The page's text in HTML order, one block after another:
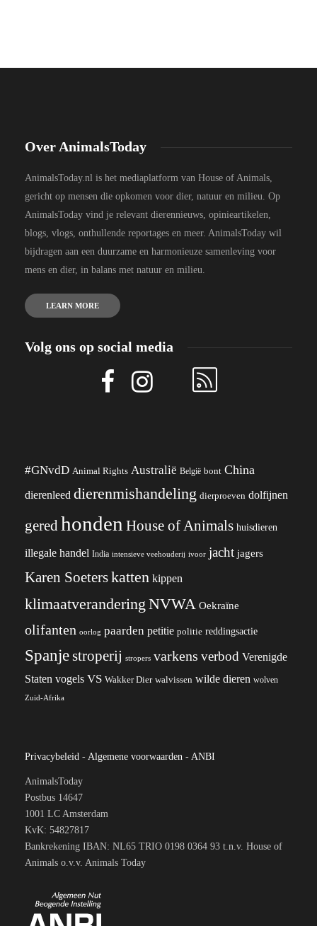
Over AnimalsToday
AnimalsToday.nl is het mediaplatform van House of Animals,
gericht op mensen die opkomen voor dier, natuur en milieu. Op
AnimalsToday vind je relevant dierennieuws, opinieartikelen,
blogs, vlogs, onthullende reportages en meer. AnimalsToday wil
bijdragen aan een duurzame en harmonieuze samenleving voor
mens en dier, in balans met natuur en milieu.
LEARN MORE
Volg ons op social media
#GNvdD Animal Rights Australië België bont China
dierenleed dierenmishandeling dierproeven dolfijnen
geredhonden House of Animals huisdieren
illegale handel India intensieve veehouderij ivoor jacht jagers
Karen Soeterskatten kippen
klimaatverandering NVWA Oekraïne
olifanten oorlog paarden petitie politie reddingsactie
Spanjestroperij stropers varkens verbod Verenigde
Staten vogels VS Wakker Dier walvissen wilde dieren wolven
Zuid-Afrika
Privacybeleid - Algemene voorwaarden - ANBI
AnimalsToday
Postbus 14647
1001 LC Amsterdam
KvK: 54827817
Bankrekening IBAN: NL65 TRIO 0198 0364 93 t.n.v. House of
Animals o.v.v. Animals Today